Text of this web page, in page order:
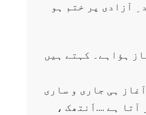
آزادی پر ختم ہو
ہؤاہے۔ کہتے ہیں
ہی جاری و ساری
آتا ہے ….اَنتھک ،